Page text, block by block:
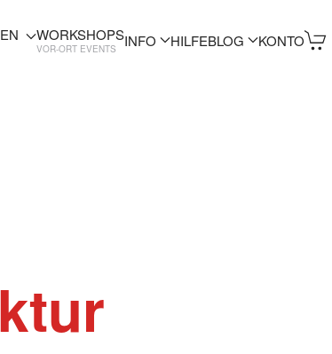
WORKSHOPS
VOR-ORT EVENTS INFO HILFEBLOG KONTO